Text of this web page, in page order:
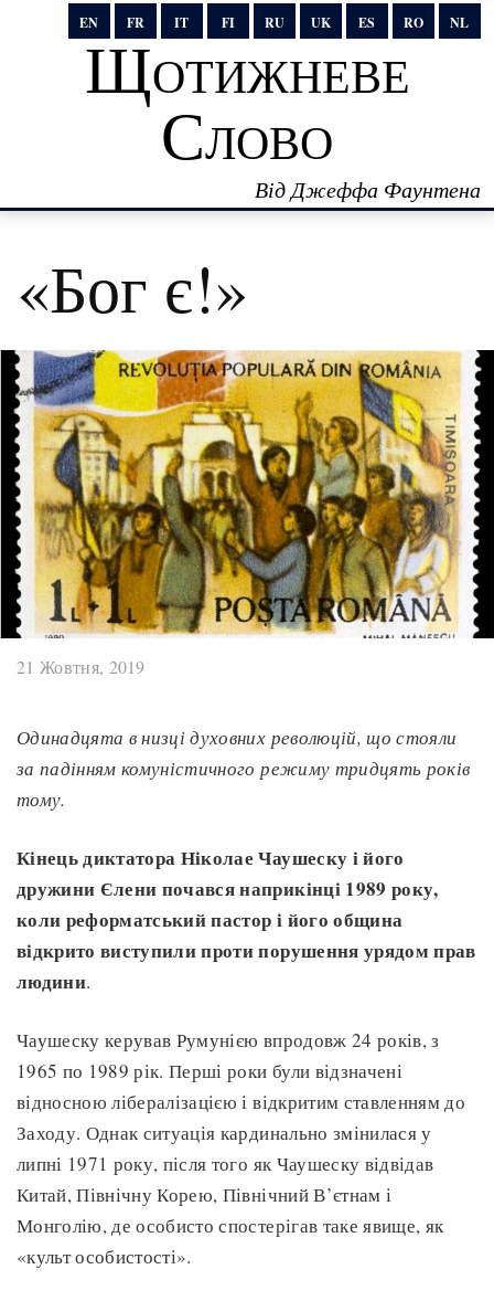
EN FR IT FI RU UK ES RO NL
Щотижневе
Слово
Від Джеффа Фаунтена
«Бог є!»
21 Жовтня, 2019
Одинадцята в низці духовних революцій, що стояли
за падінням комуністичного режиму тридцять років
тому.
Кінець диктатора Ніколае Чаушеску і його
дружини Єлени почався наприкінці 1989 року,
коли реформатський пастор і його община
відкрито виступили проти порушення урядом прав
людини.
Чаушеску керував Румунією впродовж 24 років, з
1965 по 1989 рік. Перші роки були відзначені
відносною лібералізацією і відкритим ставленням до
Заходу. Однак ситуація кардинально змінилася у
липні 1971 року, після того як Чаушеску відвідав
Китай, Північну Корею, Північний В’єтнам і
Монголію, де особисто спостерігав таке явище, як
«культ особистості».